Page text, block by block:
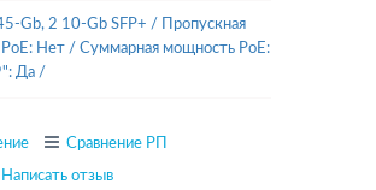
Gb, 2 10-Gb SFP+ /
Пропускная
Нет / Суммарная мощность PoE:
Да /
Сравнение РП
Написать отзыв